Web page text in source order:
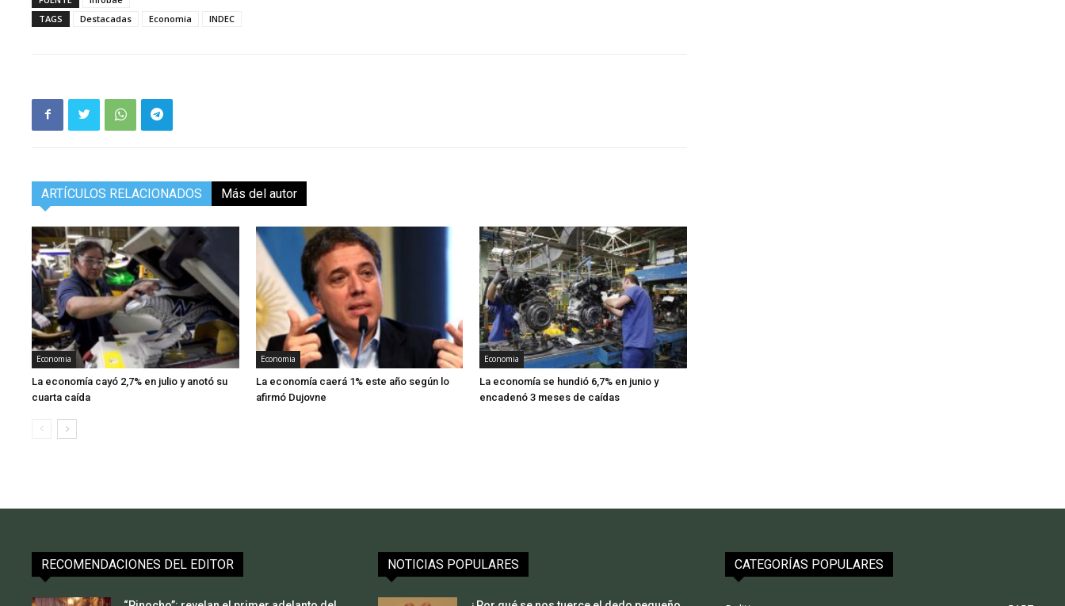
TAGS
Destacadas Economia INDEC
ARTÍCULOS RELACIONADOS Más del autor
Economia
La economía cayó 2,7% en julio y anotó su
cuarta caída
Economia
La economía caerá 1% este año según lo
afirmó Dujovne
Economia
La economía se hundió 6,7% en junio y
encadenó 3 meses de caídas
RECOMENDACIONES DEL EDITOR NOTICIAS POPULARES CATEGORÍAS POPULARES